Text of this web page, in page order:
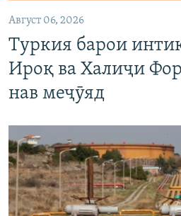
Август 06, 2026
Туркия барои
Ироқ ва Халиҷи
нав меҷӯяд